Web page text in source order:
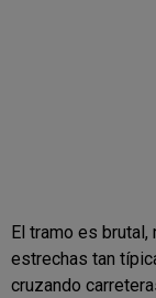
El tramo es
estrechas tan
cruzando